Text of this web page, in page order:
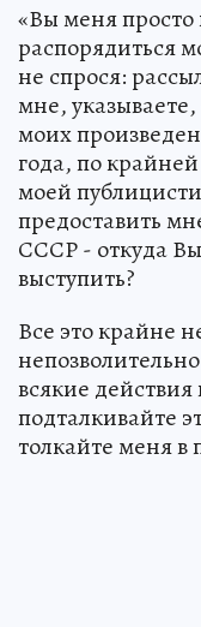
«Вы меня
распорядиться
не спрося:
мне,
моих
года, по
моей
предоставить
СССР - откуда
выступить?
Все это крайне
всякие
подталкивайте
толкайте меня в